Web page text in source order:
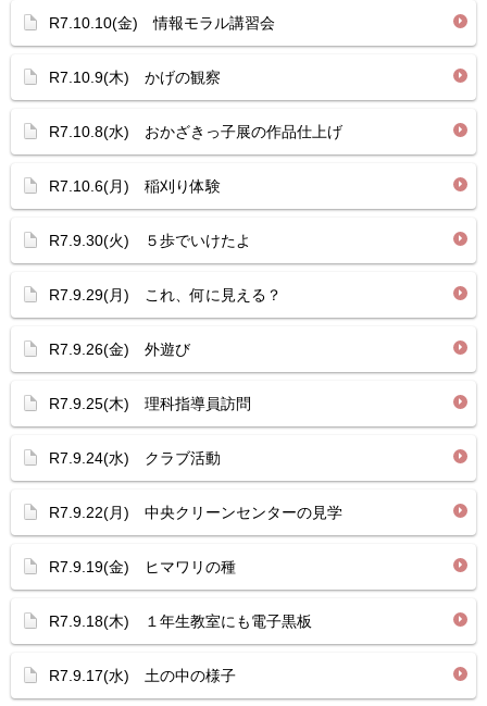
R7.10.10(金) 情報モラル講習会
R7.10.9(木) かげの観察
R7.10.8(水) おかざきっ子展の作品仕上げ
R7.10.6(月) 稲刈り体験
R7.9.30(火) ５歩でいけたよ
R7.9.29(月) これ、何に見える？
R7.9.26(金) 外遊び
R7.9.25(木) 理科指導員訪問
R7.9.24(水) クラブ活動
R7.9.22(月) 中央クリーンセンターの見学
R7.9.19(金) ヒマワリの種
R7.9.18(木) １年生教室にも電子黒板
R7.9.17(水) 土の中の様子